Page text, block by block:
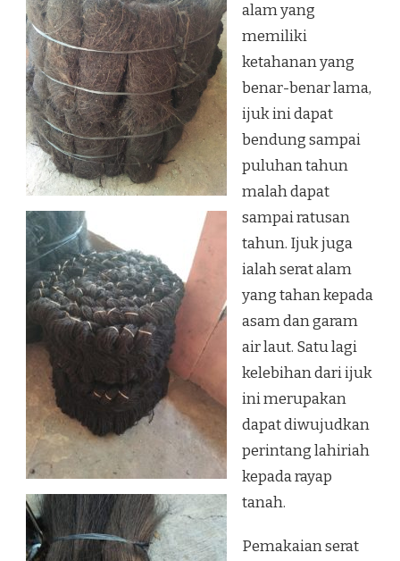
alam yang
memiliki
ketahanan yang
benar-benar lama,
ijuk ini dapat
bendung sampai
puluhan tahun
malah dapat
sampai ratusan
tahun. Ijuk juga
ialah serat alam
yang tahan kepada
asam dan garam
air laut. Satu lagi
kelebihan dari ijuk
ini merupakan
dapat diwujudkan
perintang lahiriah
kepada rayap
tanah.
Pemakaian serat